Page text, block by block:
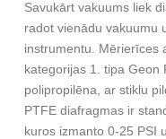
Savukārt vakuums liek
radot vienādu vakuumu
instrumentu. Mērierīces
kategorijas 1. tipa Geon
polipropilēna, ar stiklu
PTFE diafragmas ir
kuros izmanto 0-25 PSI